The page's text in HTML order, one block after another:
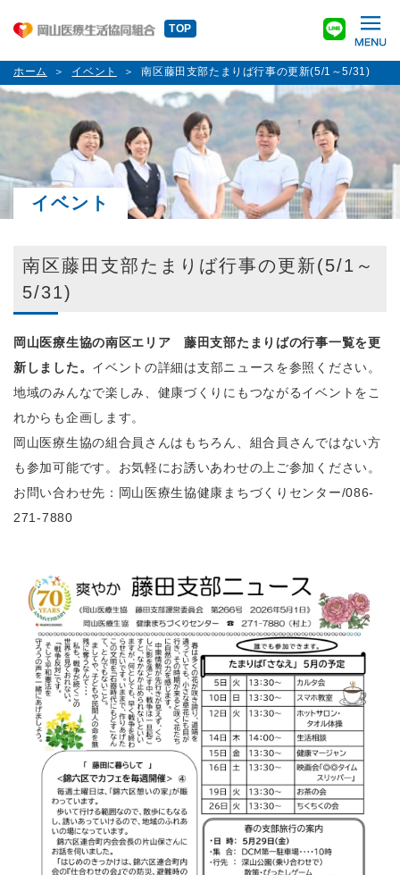
TOP
ホーム イベント 南区藤田支部たまりば行事の更新(5/1～5/31)
イベント
南区藤田支部たまりば行事の更新(5/1～
5/31)
岡山医療生協の南区エリア 藤田支部たまりばの行事一覧を更
新しました。 イベントの詳細は支部ニュースを参照ください。
地域のみんなで楽しみ、健康づくりにもつながるイベントをこ
れからも企画します。
岡山医療生協の組合員さんはもちろん、組合員さんではない方
も参加可能です。お気軽にお誘いあわせの上ご参加ください。
お問い合わせ先：岡山医療生協健康まちづくりセンター/086-
271-7880